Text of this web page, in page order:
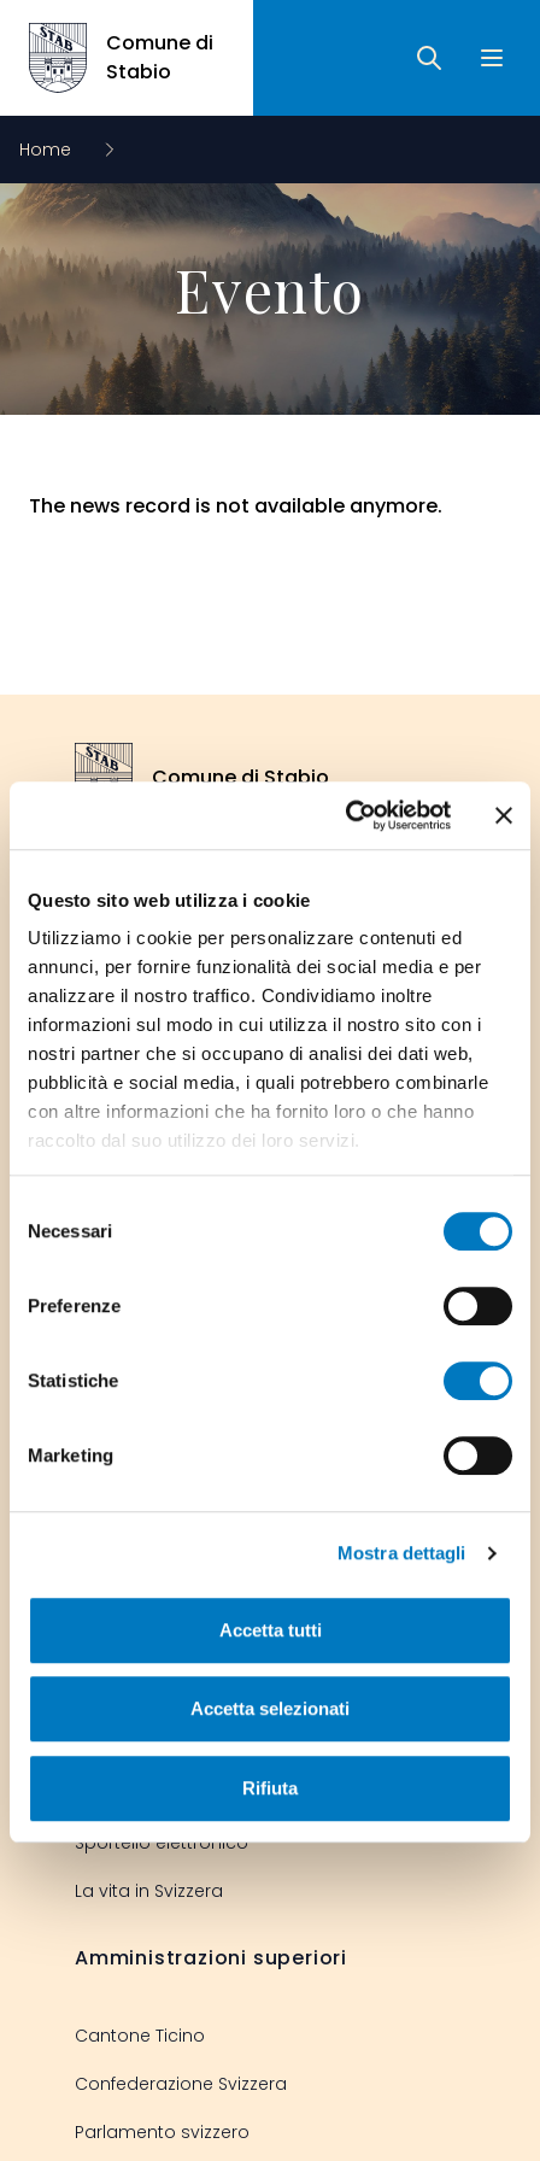
Questo sito web utilizza i cookie
Utilizziamo i cookie per personalizzare contenuti ed
annunci, per fornire funzionalità dei social media e per
analizzare il nostro traffico. Condividiamo inoltre
informazioni sul modo in cui utilizza il nostro sito con i
nostri partner che si occupano di analisi dei dati web,
pubblicità e social media, i quali potrebbero combinarle
con altre informazioni che ha fornito loro o che hanno
raccolto dal suo utilizzo dei loro servizi.
delNecessari
Preferenze
Statistiche
Marketing
Mostra dettagli
Accetta tutti
Accetta selezionati
Rifiuta
Comune di Stabio
Comune di
Stabio
RicercaApri
Home
Evento
The news record is not available anymore.
Stemma Comune di Stabio
Comune di Stabio
6855 Stabio
Tel: +41 91 641 69 00
Fax: +41 91 641 69 05
E-mail:info@stabio.ch
Scarica l'app del Comune
Albo comunale
Ordinanze
Link utili
Sportello online per le imprese
Sportello elettronico
La vita in Svizzera
Amministrazioni superiori
Cantone Ticino
Confederazione Svizzera
Parlamento svizzero